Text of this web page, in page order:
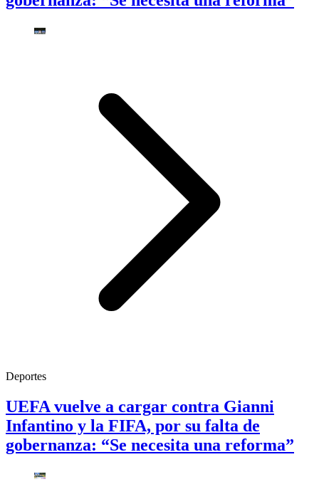
Deportes
UEFA vuelve a cargar contra Gianni
Infantino y la FIFA, por su falta de
gobernanza: “Se necesita una reforma”